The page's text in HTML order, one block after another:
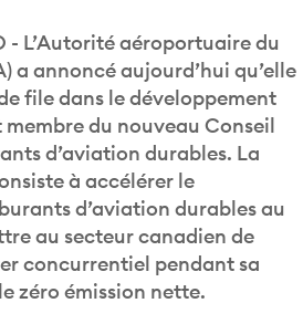
- L’Autorité aéroportuaire du
a annoncé aujourd’hui qu’elle
file dans le développement
du nouveau Conseil
d’aviation durables. La
à accélérer le
d’aviation durables au
au secteur canadien de
concurrentiel pendant sa
zéro émission nette.